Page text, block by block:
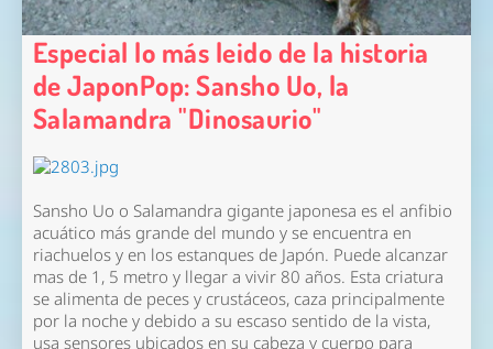
Especial lo más leido de la historia
de JaponPop: Sansho Uo, la
Salamandra "Dinosaurio"
Sansho Uo o Salamandra gigante japonesa es el anfibio
acuático más grande del mundo y se encuentra en
riachuelos y en los estanques de Japón. Puede alcanzar
mas de 1, 5 metro y llegar a vivir 80 años. Esta criatura
se alimenta de peces y crustáceos, caza principalmente
por la noche y debido a su escaso sentido de la vista,
usa sensores ubicados en su cabeza y cuerpo para